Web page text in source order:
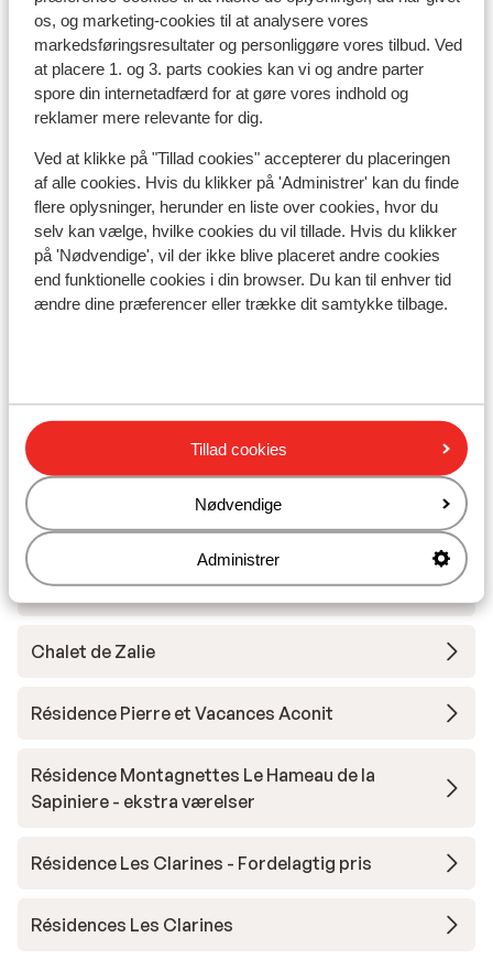
os, og marketing-cookies til at analysere vores
markedsføringsresultater og personliggøre vores tilbud. Ved
at placere 1. og 3. parts cookies kan vi og andre parter
spore din internetadfærd for at gøre vores indhold og
reklamer mere relevante for dig.
Ved at klikke på "Tillad cookies" accepterer du placeringen
af alle cookies. Hvis du klikker på 'Administrer' kan du finde
flere oplysninger, herunder en liste over cookies, hvor du
selv kan vælge, hvilke cookies du vil tillade. Hvis du klikker
på 'Nødvendige', vil der ikke blive placeret andre cookies
end funktionelle cookies i din browser. Du kan til enhver tid
ændre dine præferencer eller trække dit samtykke tilbage.
Tillad cookies
Nødvendige
Administrer
Afstand til centrum: ca. 250 meter, reberty: ca. 50
meter, les menuires: ca. 2,5 kilometer
Indkvartering med forskellig indretning/ejer
Afstand til skipiste ca. 200 meter
Afstand til nærmeste butikker ca. 100 meter
Liftkort/skileje/undervisning
Liftkort
Undervisning
Andre overnatningssteder i Les
Menuires
Chalet Le Jardin de Rosalie
Chalet la Grange de Marcelline
Chalet de Zalie
Résidence Pierre et Vacances Aconit
Résidence Montagnettes Le Hameau de la
Sapiniere - ekstra værelser
Résidence Les Clarines - Fordelagtig pris
Résidences Les Clarines